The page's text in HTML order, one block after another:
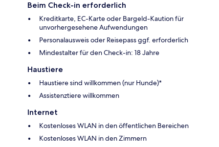
Beim Check-in erforderlich
Kreditkarte, EC-Karte oder Bargeld-Kaution für
unvorhergesehene Aufwendungen
Personalausweis oder Reisepass ggf. erforderlich
Mindestalter für den Check-in: 18 Jahre
Haustiere
Haustiere sind willkommen (nur Hunde)*
Assistenztiere willkommen
Internet
Kostenloses WLAN in den öffentlichen Bereichen
Kostenloses WLAN in den Zimmern